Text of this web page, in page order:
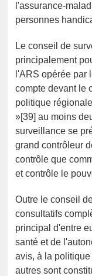
l'assurance-
personnes
Le conseil de
principalement
l'ARS opérée par
compte devant le
politique
»[39] au moins
surveillance se
grand contrôleur
contrôle que
et contrôle le
Outre le conseil
consultatifs
principal d'entre
santé et de
avis, à la
autres sont